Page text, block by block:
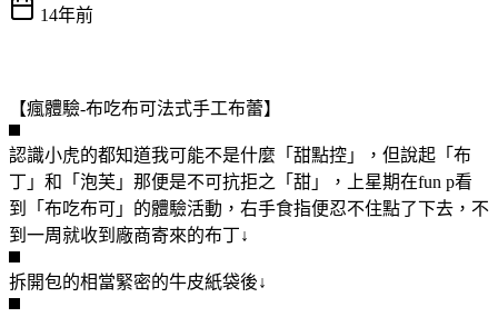
14年前
【瘋體驗-布吃布可法式手工布蕾】
認識小虎的都知道我可能不是什麼「甜點控」，但說起「布
丁」和「泡芙」那便是不可抗拒之「甜」，上星期在fun p看
到「布吃布可」的體驗活動，右手食指便忍不住點了下去，不
到一周就收到廠商寄來的布丁↓
拆開包的相當緊密的牛皮紙袋後↓